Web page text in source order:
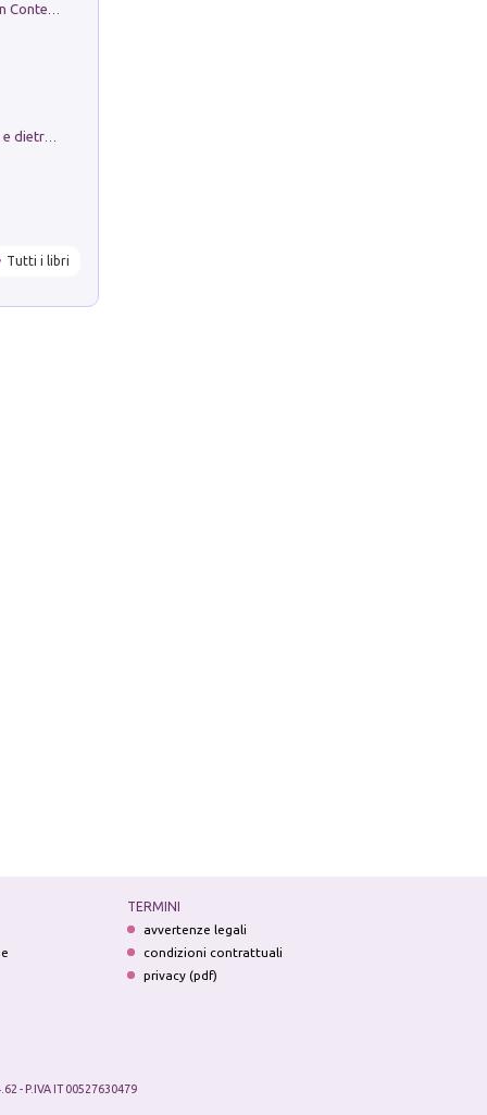
in alto! Livello A1. Con CD-Audio. Con Contenuto digitale per accesso on line
Tutti i libri
TERMINI
avvertenze legali
condizioni contrattuali
privacy (pdf)
- P.IVA IT 00527630479